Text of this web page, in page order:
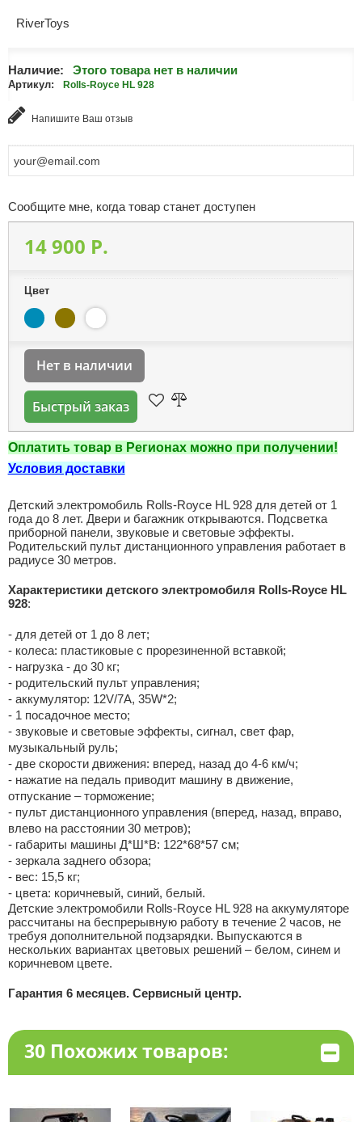
RiverToys
Наличие: Этого товара нет в наличии
Артикул: Rolls-Royce HL 928
Напишите Ваш отзыв
Сообщите мне, когда товар станет доступен
14 900 P.
Цвет
Нет в наличии
Быстрый заказ
Оплатить товар в Регионах можно при получении!
Условия доставки
Детский электромобиль Rolls-Royce HL 928 для детей от 1
года до 8 лет. Двери и багажник открываются. Подсветка
приборной панели, звуковые и световые эффекты.
Родительский пульт дистанционного управления работает в
радиусе 30 метров.
Характеристики детского электромобиля Rolls-Royce HL
928:
- для детей от 1 до 8 лет;
- колеса: пластиковые с прорезиненной вставкой;
- нагрузка - до 30 кг;
- родительский пульт управления;
- аккумулятор: 12V/7А, 35W*2;
- 1 посадочное место;
- звуковые и световые эффекты, сигнал, свет фар,
музыкальный руль;
- две скорости движения: вперед, назад до 4-6 км/ч;
- нажатие на педаль приводит машину в движение,
отпускание – торможение;
- пульт дистанционного управления (вперед, назад, вправо,
влево на расстоянии 30 метров);
- габариты машины Д*Ш*В: 122*68*57 см;
- зеркала заднего обзора;
- вес: 15,5 кг;
- цвета: коричневый, синий, белый.
Детские электромобили Rolls-Royce HL 928 на аккумуляторе
рассчитаны на беспрерывную работу в течение 2 часов, не
требуя дополнительной подзарядки. Выпускаются в
нескольких вариантах цветовых решений – белом, синем и
коричневом цвете.
Гарантия 6 месяцев. Сервисный центр.
30 Похожих товаров: